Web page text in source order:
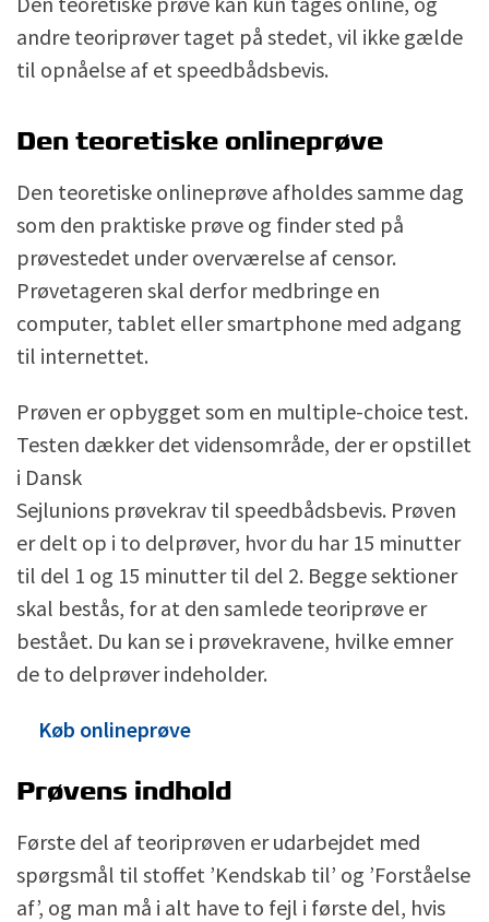
andre teoriprøver taget på stedet, vil ikke gælde
til opnåelse af et speedbådsbevis.
Den teoretiske onlineprøve
Den teoretiske onlineprøve afholdes samme dag
som den praktiske prøve og finder sted på
prøvestedet under overværelse af censor.
Prøvetageren skal derfor medbringe en
computer, tablet eller smartphone med adgang
til internettet.
Prøven er opbygget som en multiple-choice test.
Testen dækker det vidensområde, der er opstillet
i Dansk
Sejlunions prøvekrav til speedbådsbevis. Prøven
er delt op i to delprøver, hvor du har 15 minutter
til del 1 og 15 minutter til del 2. Begge sektioner
skal bestås, for at den samlede teoriprøve er
bestået. Du kan se i prøvekravene, hvilke emner
de to delprøver indeholder.
Køb onlineprøve
Prøvens indhold
Første del af teoriprøven er udarbejdet med
spørgsmål til stoffet ’Kendskab til’ og ’Forståelse
af’, og man må i alt have to fejl i første del, hvis